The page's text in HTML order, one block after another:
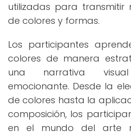
utilizadas para transmitir
de colores y formas.
Los participantes
colores de manera
una narrativa
emocionante. Desde la
de colores hasta la
composición, los
en el mundo del arte